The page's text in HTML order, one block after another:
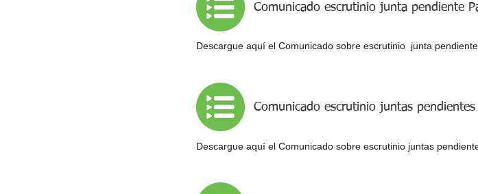
Comunicado escrutinio junta pendiente
Descargue aquí el Comunicado sobre escrutinio junta
Comunicado escrutinio juntas
Descargue aquí el Comunicado sobre escrutinio juntas